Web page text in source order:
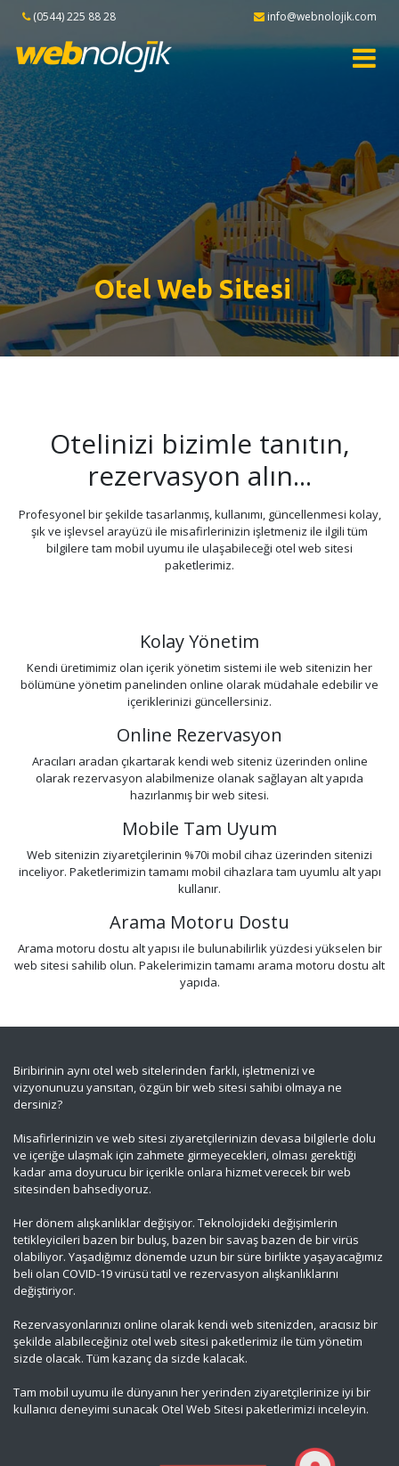
(0544) 225 88 28 info@webnolojik.com
Otel Web Sitesi
Otelinizi bizimle tanıtın,
rezervasyon alın...
Profesyonel bir şekilde tasarlanmış, kullanımı, güncellenmesi kolay,
şık ve işlevsel arayüzü ile misafirlerinizin işletmeniz ile ilgili tüm
bilgilere tam mobil uyumu ile ulaşabileceği otel web sitesi
paketlerimiz.
Kolay Yönetim
Kendi üretimimiz olan içerik yönetim sistemi ile web sitenizin her
bölümüne yönetim panelinden online olarak müdahale edebilir ve
içeriklerinizi güncellersiniz.
Online Rezervasyon
Aracıları aradan çıkartarak kendi web siteniz üzerinden online
olarak rezervasyon alabilmenize olanak sağlayan alt yapıda
hazırlanmış bir web sitesi.
Mobile Tam Uyum
Web sitenizin ziyaretçilerinin %70i mobil cihaz üzerinden sitenizi
inceliyor. Paketlerimizin tamamı mobil cihazlara tam uyumlu alt yapı
kullanır.
Arama Motoru Dostu
Arama motoru dostu alt yapısı ile bulunabilirlik yüzdesi yükselen bir
web sitesi sahilib olun. Pakelerimizin tamamı arama motoru dostu alt
yapıda.
Biribirinin aynı otel web sitelerinden farklı, işletmenizi ve
vizyonunuzu yansıtan, özgün bir web sitesi sahibi olmaya ne
dersiniz?
Misafirlerinizin ve web sitesi ziyaretçilerinizin devasa bilgilerle dolu
ve içeriğe ulaşmak için zahmete girmeyecekleri, olması gerektiği
kadar ama doyurucu bir içerikle onlara hizmet verecek bir web
sitesinden bahsediyoruz.
Her dönem alışkanlıklar değişiyor. Teknolojideki değişimlerin
tetikleyicileri bazen bir buluş, bazen bir savaş bazen de bir virüs
olabiliyor. Yaşadığımız dönemde uzun bir süre birlikte yaşayacağımız
beli olan COVID-19 virüsü tatil ve rezervasyon alışkanlıklarını
değiştiriyor.
Rezervasyonlarınızı online olarak kendi web sitenizden, aracısız bir
şekilde alabileceğiniz otel web sitesi paketlerimiz ile tüm yönetim
sizde olacak. Tüm kazanç da sizde kalacak.
Tam mobil uyumu ile dünyanın her yerinden ziyaretçilerinize iyi bir
kullanıcı deneyimi sunacak Otel Web Sitesi paketlerimizi inceleyin.